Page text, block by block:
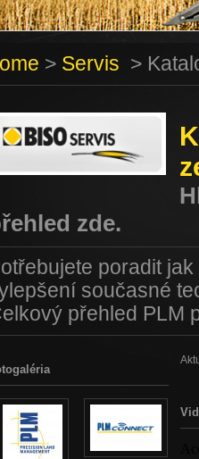
> Servis >
zde.
poradit
současné
přehled PLM